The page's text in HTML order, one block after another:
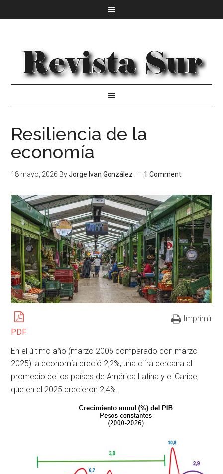
Resiliencia de la
economía
18 mayo, 2026 ByJorge Ivan González 1 Comment
PDF
Imprimir
En el último año (marzo 2006 comparado con marzo
2025) la economía creció 2,2%, una cifra cercana al
promedio de los países de América Latina y el Caribe,
que en el 2025 crecieron 2,4%.